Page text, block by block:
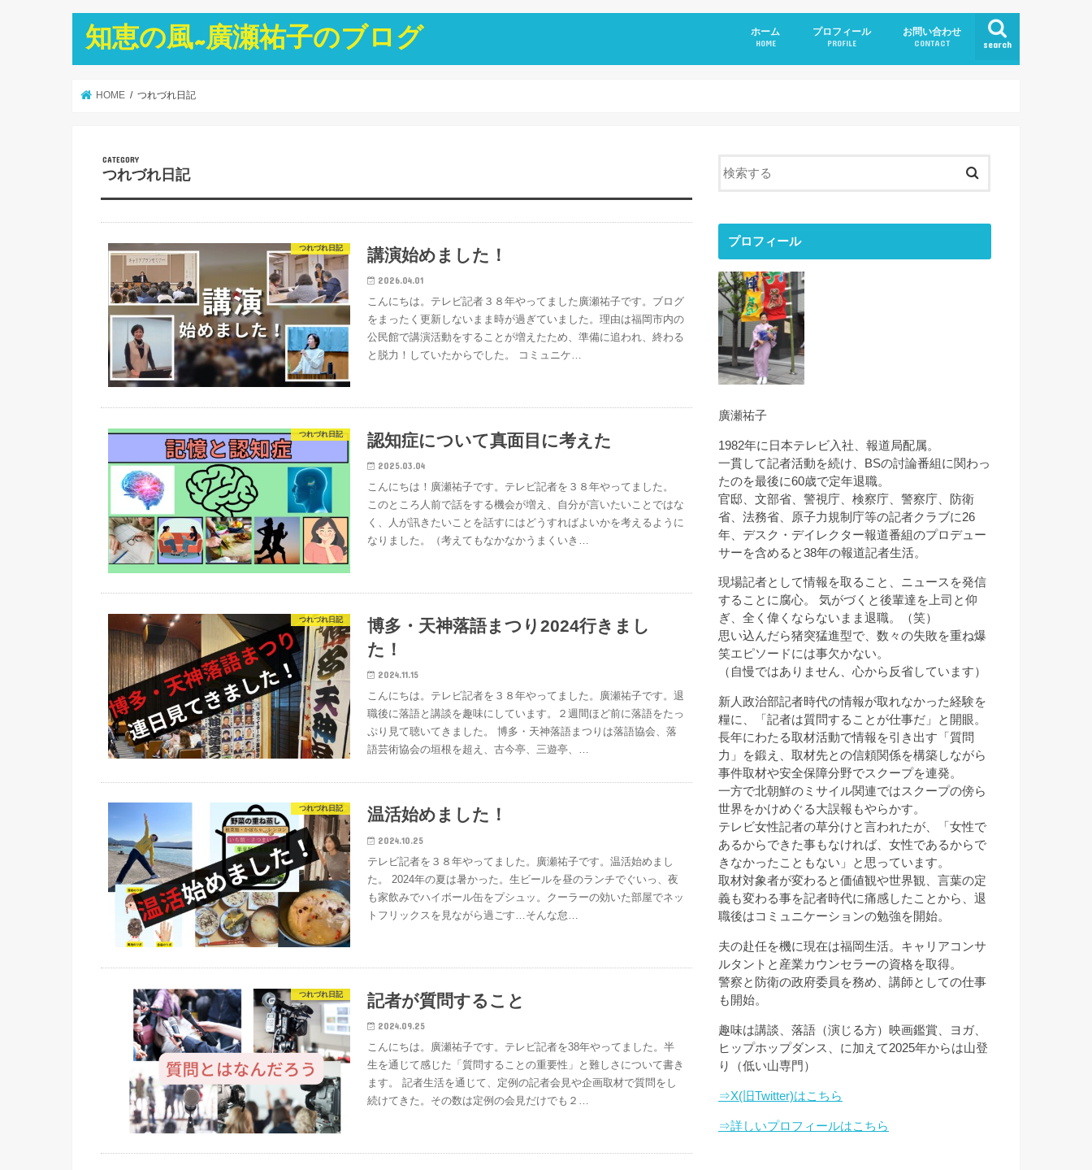
知恵の風~廣瀬祐子のブログ search
ホーム
HOME
プロフィール
PROFILE
お問い合わせ
CONTACT
HOME つれづれ日記
つれづれ日記
つれづれ日記 講演始めました！
2026.04.01
こんにちは。テレビ記者３８年やってました廣瀬祐子です。ブログ
をまったく更新しないまま時が過ぎていました。理由は福岡市内の
公民館で講演活動をすることが増えたため、準備に追われ、終わる
と脱力！していたからでした。 コミュニケ…
つれづれ日記 認知症について真面目に考えた
2025.03.04
こんにちは！廣瀬祐子です。テレビ記者を３８年やってました。
このところ人前で話をする機会が増え、自分が言いたいことではな
く、人が訊きたいことを話すにはどうすればよいかを考えるように
なりました。（考えてもなかなかうまくいき…
つれづれ日記
博多・天神落語まつり2024行きまし
た！
2024.11.15
こんにちは。テレビ記者を３８年やってました。廣瀬祐子です。退
職後に落語と講談を趣味にしています。２週間ほど前に落語をたっ
ぷり見て聴いてきました。 博多・天神落語まつりは落語協会、落
語芸術協会の垣根を超え、古今亭、三遊亭、…
つれづれ日記 温活始めました！
2024.10.25
テレビ記者を３８年やってました。廣瀬祐子です。温活始めまし
た。 2024年の夏は暑かった。生ビールを昼のランチでぐいっ、夜
も家飲みでハイボール缶をプシュッ。クーラーの効いた部屋でネッ
トフリックスを見ながら過ごす…そんな怠…
つれづれ日記 記者が質問すること
2024.09.25
こんにちは。廣瀬祐子です。テレビ記者を38年やってました。半
生を通じて感じた「質問することの重要性」と難しさについて書き
ます。 記者生活を通じて、定例の記者会見や企画取材で質問をし
続けてきた。その数は定例の会見だけでも２…
プロフィール
廣瀬祐子
1982年に日本テレビ入社、報道局配属。
一貫して記者活動を続け、BSの討論番組に関わっ
たのを最後に60歳で定年退職。
官邸、文部省、警視庁、検察庁、警察庁、防衛
省、法務省、原子力規制庁等の記者クラブに26
年、デスク・デイレクター報道番組のプロデュー
サーを含めると38年の報道記者生活。
現場記者として情報を取ること、ニュースを発信
することに腐心。 気がづくと後輩達を上司と仰
ぎ、全く偉くならないまま退職。（笑）
思い込んだら猪突猛進型で、数々の失敗を重ね爆
笑エピソードには事欠かない。
（自慢ではありません、心から反省しています）
新人政治部記者時代の情報が取れなかった経験を
糧に、「記者は質問することが仕事だ」と開眼。
長年にわたる取材活動で情報を引き出す「質問
力」を鍛え、取材先との信頼関係を構築しながら
事件取材や安全保障分野でスクープを連発。
一方で北朝鮮のミサイル関連ではスクープの傍ら
世界をかけめぐる大誤報もやらかす。
テレビ女性記者の草分けと言われたが、「女性で
あるからできた事もなければ、女性であるからで
きなかったこともない」と思っています。
取材対象者が変わると価値観や世界観、言葉の定
義も変わる事を記者時代に痛感したことから、退
職後はコミュニケーションの勉強を開始。
夫の赴任を機に現在は福岡生活。キャリアコンサ
ルタントと産業カウンセラーの資格を取得。
警察と防衛の政府委員を務め、講師としての仕事
も開始。
趣味は講談、落語（演じる方）映画鑑賞、ヨガ、
ヒップホップダンス、に加えて2025年からは山登
り（低い山専門）
⇒X(旧Twitter)はこちら
⇒詳しいプロフィールはこちら